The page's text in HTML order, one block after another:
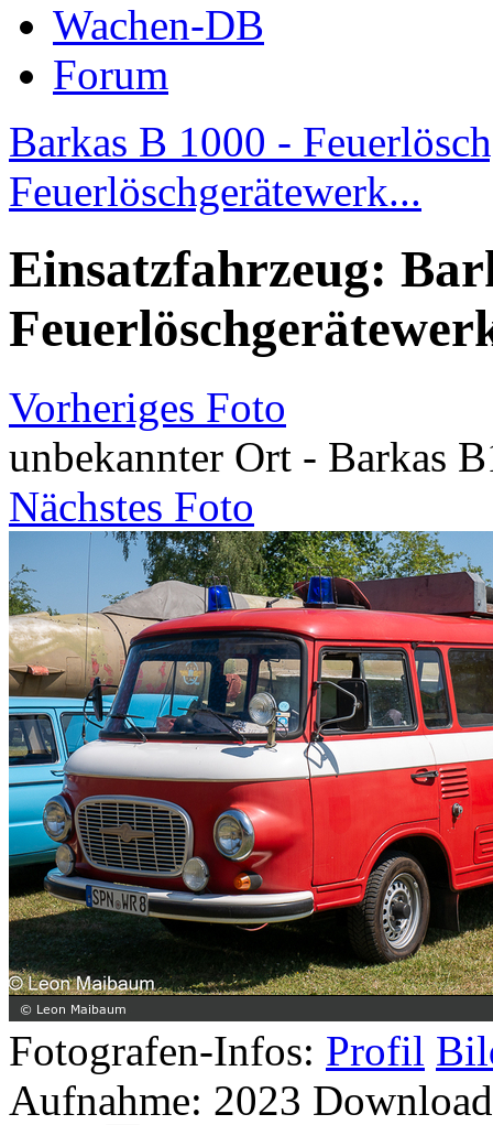
Wachen-DB
Forum
Barkas B 1000 -
Feuerlöschgerätewerk...
Einsatzfahrzeug:
Vorheriges Foto
unbekannter Ort - Barkas
Nächstes Foto
Fotografen-Infos: Profil
Aufnahme: 2023